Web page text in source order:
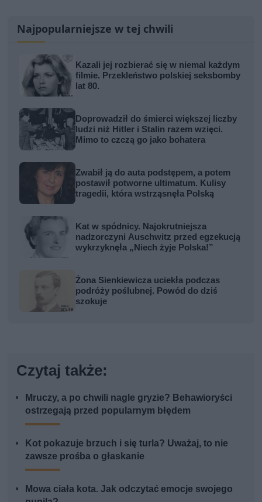
Najpopularniejsze w tej chwili
Kazali jej rozbierać się w niemal każdym
filmie. Przekleństwo polskiej seksbomby
lat 80.
Doprowadził do śmierci większej liczby
ludzi niż Hitler i Stalin razem wzięci.
Mimo to czczą go jako bohatera
Zwabił ją do auta podstępem, a potem
postawił potworne ultimatum. Kulisy
tragedii, która wstrząsnęła Polską
Kat w spódnicy. Najokrutniejsza
nadzorczyni Auschwitz przed egzekucją
wykrzyknęła „Niech żyje Polska!”
Żona Sienkiewicza uciekła podczas
podróży poślubnej. Powód do dziś
szokuje
Czytaj także:
Mruczy, a po chwili nagle gryzie? Behawioryści
ostrzegają przed popularnym błędem
Kot pokazuje brzuch i się turla? Uważaj, to nie
zawsze prośba o głaskanie
Mowa ciała kota. Jak odczytać emocje swojego